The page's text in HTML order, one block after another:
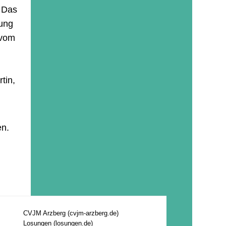
CVJM Arzberg (cvjm-arzberg.de)
Losungen (losungen.de)